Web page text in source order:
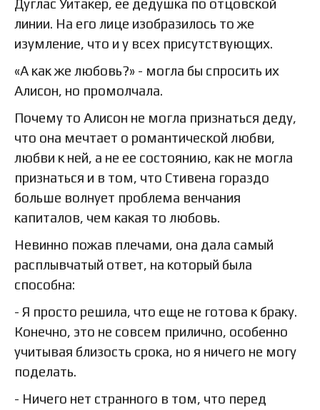
Дуглас Уитакер, ее дедушка по отцовской
линии. На его лице изобразилось то же
изумление, что и у всех присутствующих.
«А как же любовь?» - могла бы спросить их
Алисон, но промолчала.
Почему то Алисон не могла признаться деду,
что она мечтает о романтической любви,
любви к ней, а не ее состоянию, как не могла
признаться и в том, что Стивена гораздо
больше волнует проблема венчания
капиталов, чем какая то любовь.
Невинно пожав плечами, она дала самый
расплывчатый ответ, на который была
способна:
- Я просто решила, что еще не готова к браку.
Конечно, это не совсем прилично, особенно
учитывая близость срока, но я ничего не могу
поделать.
- Ничего нет странного в том, что перед